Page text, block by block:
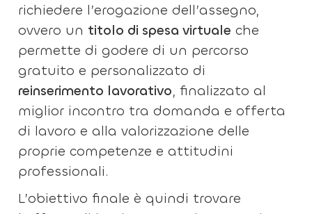
richiedere l’erogazione dell’assegno,
ovvero un titolo di spesa virtuale che
permette di godere di un percorso
gratuito e personalizzato di
reinserimento lavorativo, finalizzato al
miglior incontro tra domanda e offerta
di lavoro e alla valorizzazione delle
proprie competenze e attitudini
professionali.
L’obiettivo finale è quindi trovare